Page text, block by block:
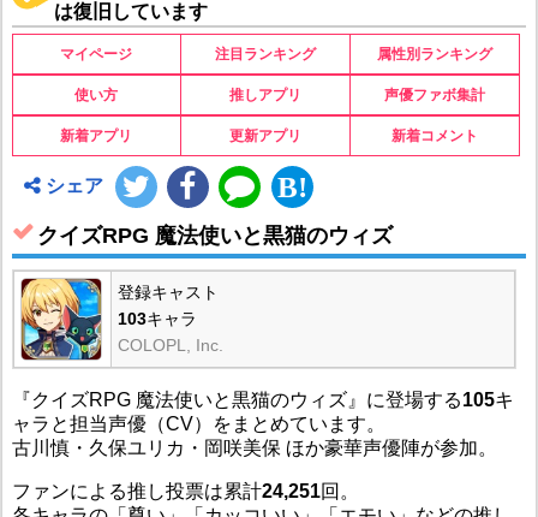
は復旧しています
マイページ 注目ランキング 属性別ランキング
使い方 推しアプリ 声優ファボ集計
新着アプリ 更新アプリ 新着コメント
シェア
クイズRPG 魔法使いと黒猫のウィズ
登録キャスト
103キャラ
COLOPL, Inc.
『クイズRPG 魔法使いと黒猫のウィズ』に登場する105キ
ャラと担当声優（CV）をまとめています。
古川慎・久保ユリカ・岡咲美保 ほか豪華声優陣が参加。
ファンによる推し投票は累計24,251回。